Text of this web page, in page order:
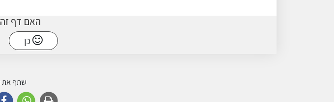
האם דף
כן
שתף את